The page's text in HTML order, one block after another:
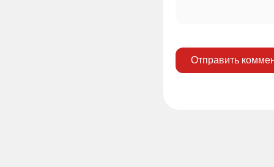
Отправить